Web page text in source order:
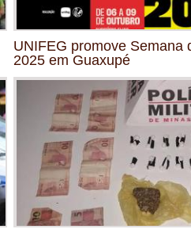
UNIFEG promove Semana
2025 em Guaxupé